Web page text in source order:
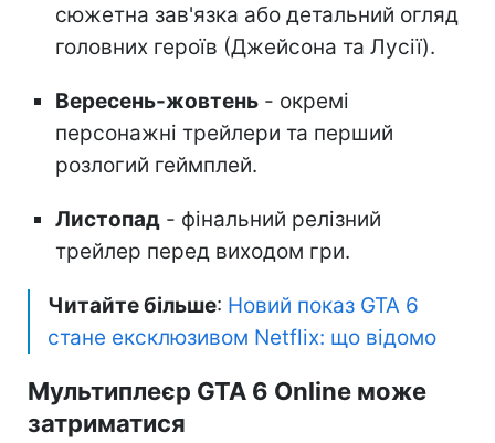
сюжетна зав'язка або детальний огляд
головних героїв (Джейсона та Лусії).
Вересень-жовтень - окремі
персонажні трейлери та перший
розлогий геймплей.
Листопад - фінальний релізний
трейлер перед виходом гри.
Читайте більше: Новий показ GTA 6
стане ексклюзивом Netflix: що відомо
Мультиплеєр GTA 6 Online може
затриматися